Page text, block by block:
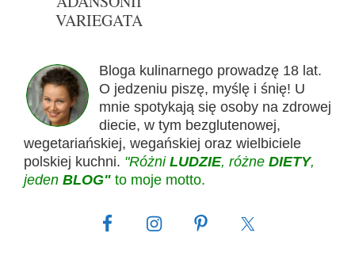
VARIEGATA
Bloga kulinarnego prowadzę 18 lat.
O jedzeniu piszę, myślę i śnię! U
mnie spotykają się osoby na zdrowej
diecie, w tym bezglutenowej,
wegetariańskiej, wegańskiej oraz wielbiciele
polskiej kuchni. "Różni LUDZIE, różne DIETY,
jeden BLOG" to moje motto.